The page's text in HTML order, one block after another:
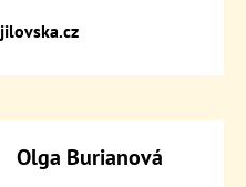
Olga Burianová